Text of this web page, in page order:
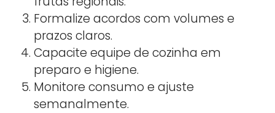
Formalize acordos com volumes e
prazos claros.
Capacite equipe de cozinha em
preparo e higiene.
Monitore consumo e ajuste
semanalmente.